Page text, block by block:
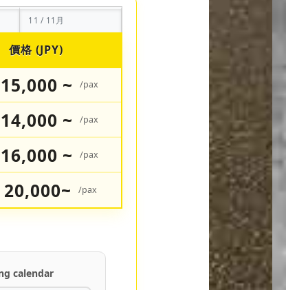
11 / 11月
價格 (JPY)
15,000 ~ /pax
14,000 ~ /pax
16,000 ~ /pax
20,000~ /pax
calendar